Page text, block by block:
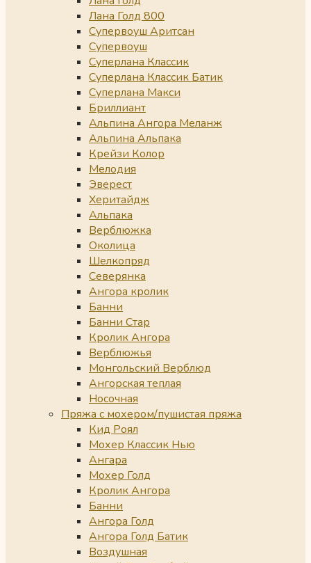
Лана Голд 800
Супервоуш Аритсан
Супервоуш
Суперлана Классик
Суперлана Классик Батик
Суперлана Макси
Бриллиант
Альпина Ангора Меланж
Альпина Альпака
Крейзи Колор
Мелодия
Эверест
Херитайдж
Альпака
Верблюжка
Околица
Шелкопряд
Северянка
Ангора кролик
Банни
Банни Стар
Кролик Ангора
Верблюжья
Монгольский Верблюд
Ангорская теплая
Носочная
Пряжа с мохером/пушистая пряжа
Кид Роял
Мохер Классик Нью
Ангара
Мохер Голд
Кролик Ангора
Банни
Ангора Голд
Ангора Голд Батик
Воздушная